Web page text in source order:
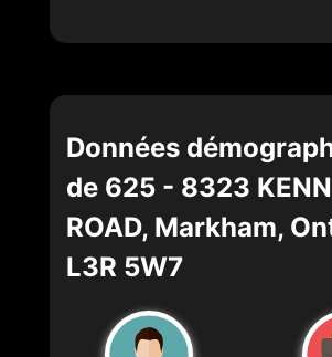
Données
de 625 - 8323
ROAD, Markham,
L3R 5W7